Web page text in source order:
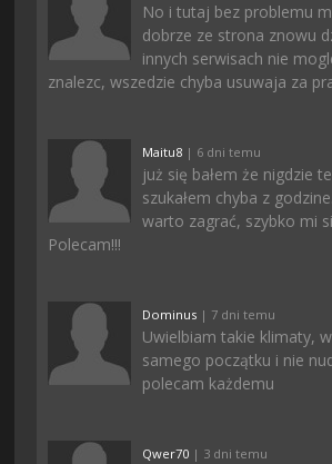
No i tutaj bez problemu
dobrze ze strona znowu
innych serwisach nie
znalezc, wszedzie chyba usuwaja za
Maitu8 | 6 dni temu
już się bałem że nigdzie
szukałem chyba z
warto zagrać, szybko mi
Polecam!!!
Dominus | 7 dni temu
Uwielbiam takie klimaty,
samego początku i nie
polecam każdemu
Qwer70 | 3 dni temu